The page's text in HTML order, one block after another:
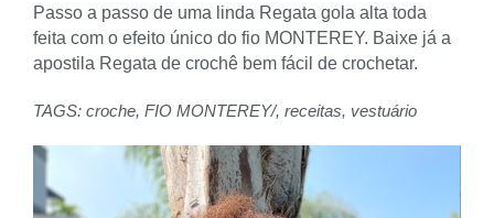
Passo a passo de uma linda Regata gola alta toda
feita com o efeito único do fio MONTEREY. Baixe já a
apostila Regata de crochê bem fácil de crochetar.
TAGS: croche, FIO MONTEREY/, receitas, vestuário